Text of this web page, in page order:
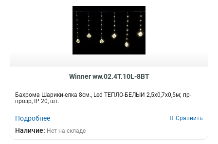
Winner ww.02.4T.10L-8BT
Бахрома Шарики-елка 8см., Led ТЕПЛО-БЕЛЫЙ 2,5х0,7х0,5м; пр-
прозр, IP 20, шт.
Подробнее Сравнить
Наличие: Нет на складе